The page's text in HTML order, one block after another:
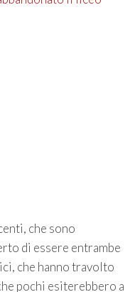
che sono
di essere entrambe
che hanno travolto
pochi esiterebbero a